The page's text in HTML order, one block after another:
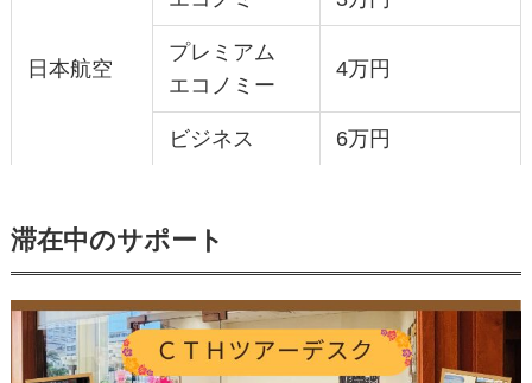
日本航空
プレミアム
エコノミー
4万円
ビジネス 6万円
滞在中のサポート